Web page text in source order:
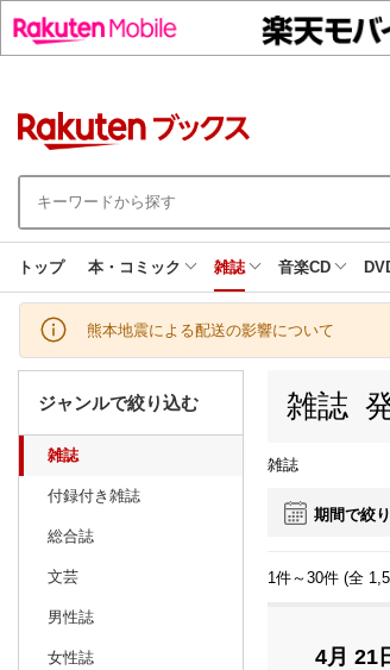
トップ 本・コミック 雑誌 音楽CD
熊本地震による配送の影響について
ジャンルで絞り込む
雑誌
付録付き雑誌
総合誌
文芸
男性誌
女性誌
雑誌
雑誌
期間で絞
日別
1件～30件 (全
4月 21